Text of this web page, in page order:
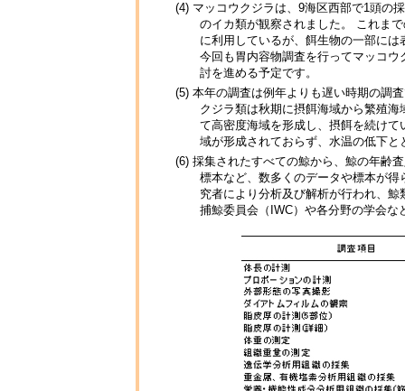
(4) マッコウクジラは、9海区西部で1頭の
のイカ類が観察されました。 これま
に利用しているが、餌生物の一部に
今回も胃内容物調査を行ってマッコ
討を進める予定です。
(5) 本年の調査は例年よりも遅い時期の調
クジラ類は秋期に摂餌海域から繁殖
て高密度海域を形成し、摂餌を続け
域が形成されておらず、水温の低下
(6) 採集されたすべての鯨から、鯨の年齢
標本など、数多くのデータや標本が
究者により分析及び解析が行われ、
捕鯨委員会（IWC）や各分野の学会な